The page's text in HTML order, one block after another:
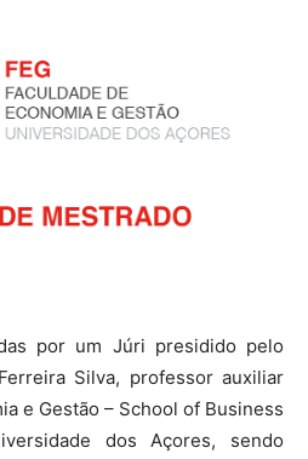
por um Júri presidido pelo
Silva, professor auxiliar
e Gestão – School of Business
dos Açores, sendo